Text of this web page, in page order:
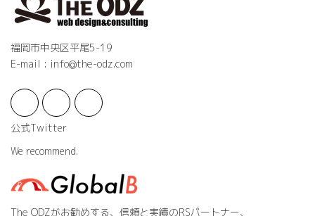
福岡市中央区平尾5-19
E-mail : info@the-odz.com
公式Twitter
We recommend.
The ODZがお勧めする、信頼と実績のRSパートナー、